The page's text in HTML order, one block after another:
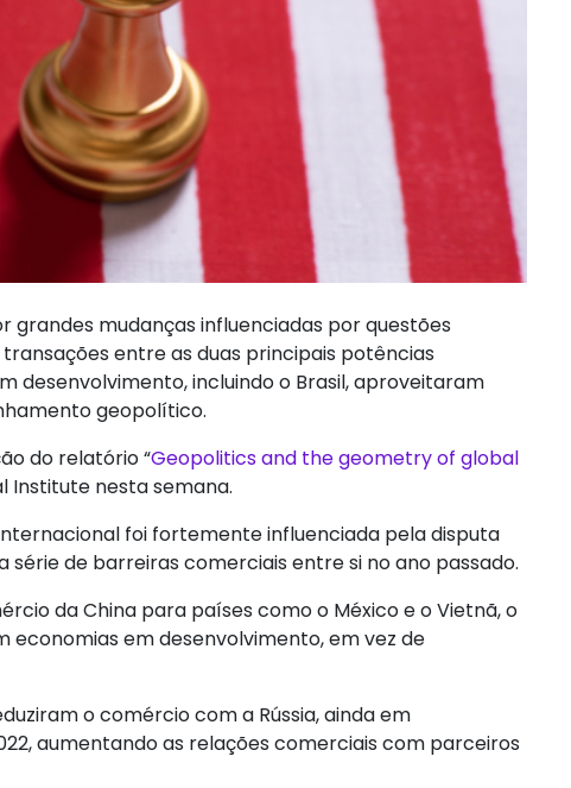
mudanças influenciadas por questões
entre as duas principais potências
desenvolvimento, incluindo o Brasil, aproveitaram
geopolítico.
do relatório “Geopolitics and the geometry of global
Institute nesta semana.
foi fortemente influenciada pela disputa
série de barreiras comerciais entre si no ano passado.
da China para países como o México e o Vietnã, o
economias em desenvolvimento, em vez de
o comércio com a Rússia, ainda em
aumentando as relações comerciais com parceiros